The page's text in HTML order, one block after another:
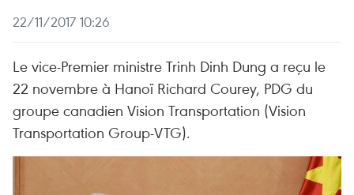
22/11/2017 10:26
Le vice-Premier ministre Trinh Dinh Dung a reçu le
22 novembre à Hanoï Richard Courey, PDG du
groupe canadien Vision Transportation (Vision
Transportation Group-VTG).